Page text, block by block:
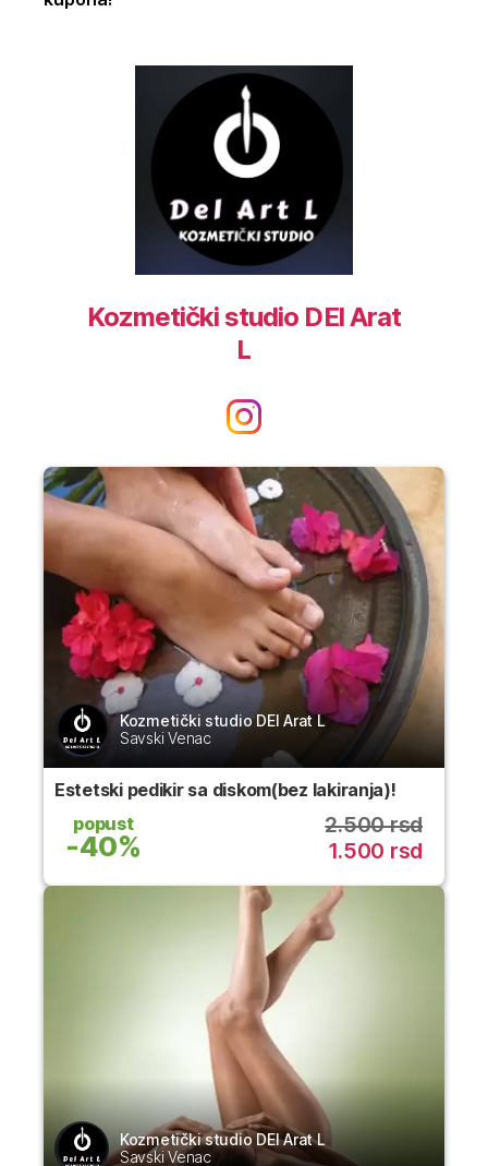
Kozmetički studio DEl Arat
L
Kozmetički studio DEl Arat L
Savski Venac
Estetski pedikir sa diskom(bez lakiranja)!
popust
-40%
2.500 rsd
1.500 rsd
Kozmetički studio DEl Arat L
Savski Venac